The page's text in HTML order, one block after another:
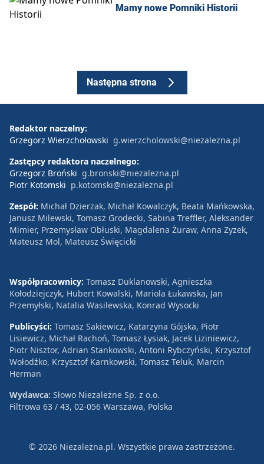
Mamy nowe Pomniki Historii
Następna strona
Redaktor naczelny:
Grzegorz Wierzchołowski g.wierzcholowski@niezalezna.pl
Zastępcy redaktora naczelnego:
Grzegorz Broński g.bronski@niezalezna.pl
Piotr Kotomski p.kotomski@niezalezna.pl
Zespół: Michał Dzierżak, Michał Kowalczyk, Beata Mańkowska,
Janusz Milewski, Tomasz Grodecki, Sabina Treffler, Aleksander
Mimier, Przemysław Obłuski, Magdalena Żuraw, Anna Zyzek,
Mateusz Mol, Mateusz Święcicki
Współpracownicy: Tomasz Duklanowski, Agnieszka
Kołodziejczyk, Hubert Kowalski, Mariola Łukawska, Jan
Przemyłski, Natalia Wasilewska, Konrad Wysocki
Publicyści: Tomasz Sakiewicz, Katarzyna Gójska, Piotr
Lisiewicz, Michał Rachoń, Tomasz Łysiak, Jacek Liziniewicz,
Piotr Nisztor, Adrian Stankowski, Antoni Rybczyński, Krzysztof
Wołodźko, Krzysztof Karnkowski, Tomasz Teluk, Marcin
Herman
Wydawca: Słowo Niezależne Sp. z o.o.
Filtrowa 63 / 43, 02-056 Warszawa, Polska
© 2026 Niezależna.pl. Wszystkie prawa zastrzeżone.